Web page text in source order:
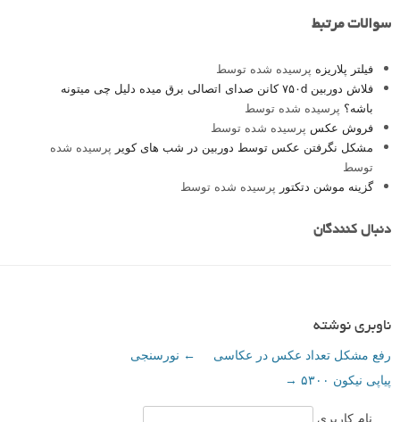
سوالات مرتبط
فیلتر پلاریزه پرسیده شده توسط
فلاش دوربین ۷۵۰d کانن صدای اتصالی برق میده دلیل چی میتونه
باشه؟ پرسیده شده توسط
فروش عکس پرسیده شده توسط
مشکل نگرفتن عکس توسط دوربین در شب های کویر پرسیده شده
توسط
گزینه موشن دتکتور پرسیده شده توسط
دنبال کنندگان
ناوبری نوشته
← نورسنجی
رفع مشکل تعداد عکس در عکاسی
پیاپی نیکون ۵۳۰۰
→
نام کاربری